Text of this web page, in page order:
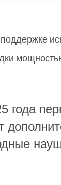
года